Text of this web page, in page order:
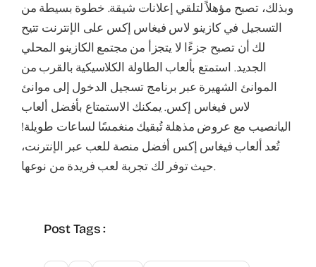
وبذلك، تصبح مؤهلاً لتلقي إعلانات شيقة. خطوة بسيطة من
التسجيل في كازينو لاس فيغاس إكس على الإنترنت تتيح
لك أن تصبح جزءًا لا يتجزأ من مجتمع الكازينو المحلي
الجديد. استمتع بألعاب الطاولة الكلاسيكية بالقرب من
الموانئ الشهيرة عبر برنامج تسجيل الدخول إلى موانئ
لاس فيغاس إكس. يمكنك الاستمتاع بأفضل ألعاب
اليانصيب مع عروض مذهلة تُبقيك منغمسًا لساعات طويلة!
تُعد ألعاب فيغاس إكس أفضل منصة للعب عبر الإنترنت،
حيث توفر لك تجربة لعب فريدة من نوعها.
Post Tags :